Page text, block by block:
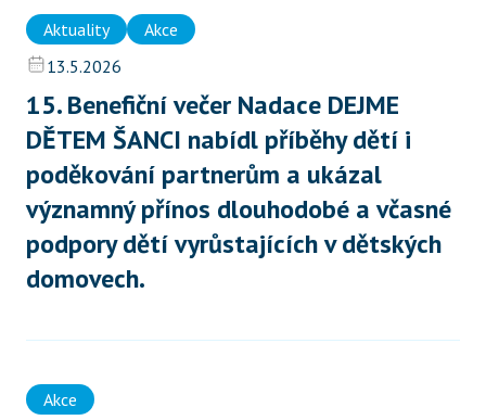
Aktuality
Akce
13.5.2026
15. Benefiční večer Nadace DEJME
DĚTEM ŠANCI nabídl příběhy dětí i
poděkování partnerům a ukázal
významný přínos dlouhodobé a včasné
podpory dětí vyrůstajících v dětských
domovech.
Akce